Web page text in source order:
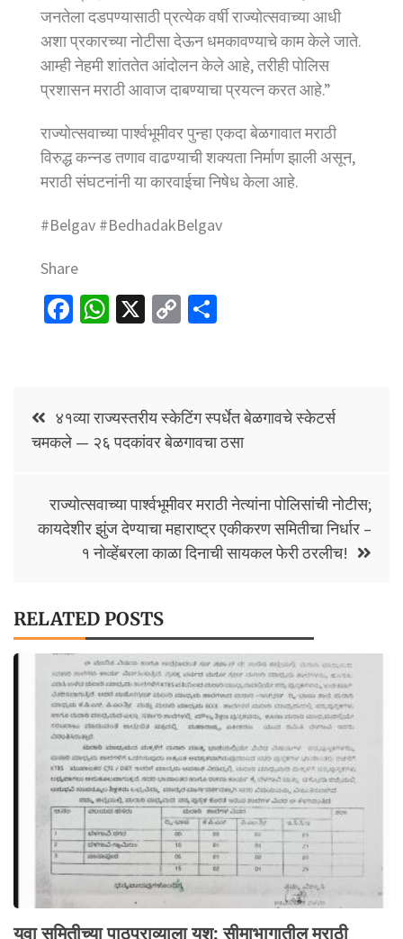
जनतेला दडपण्यासाठी प्रत्येक वर्षी राज्योत्सवाच्या आधी
अशा प्रकारच्या नोटीसा देऊन धमकावण्याचे काम केले जाते.
आम्ही नेहमी शांततेत आंदोलन केले आहे, तरीही पोलिस
प्रशासन मराठी आवाज दाबण्याचा प्रयत्न करत आहे.”
राज्योत्सवाच्या पार्श्वभूमीवर पुन्हा एकदा बेळगावात मराठी
विरुद्ध कन्नड तणाव वाढण्याची शक्यता निर्माण झाली असून,
मराठी संघटनांनी या कारवाईचा निषेध केला आहे.
#Belgav #BedhadakBelgav
Share
Fa
o
k
W
p
p
X
C
Li
n
Post
navigation
४१व्या राज्यस्तरीय स्केटिंग स्पर्धेत बेळगावचे स्केटर्स
चमकले — २६ पदकांवर बेळगावचा ठसा
राज्योत्सवाच्या पार्श्वभूमीवर मराठी नेत्यांना पोलिसांची नोटीस;
कायदेशीर झुंज देण्याचा महाराष्ट्र एकीकरण समितीचा निर्धार –
१ नोव्हेंबरला काळा दिनाची सायकल फेरी ठरलीच!
RELATED POSTS
युवा समितीच्या पाठपुराव्याला यश; सीमाभागातील मराठी